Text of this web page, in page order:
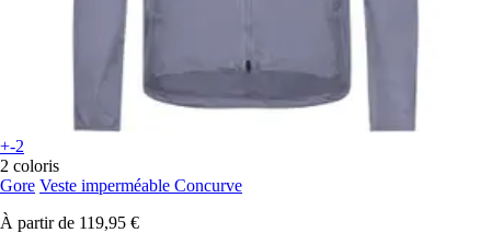
+-2
2 coloris
Gore Veste imperméable Concurve
À partir de 119,95 €